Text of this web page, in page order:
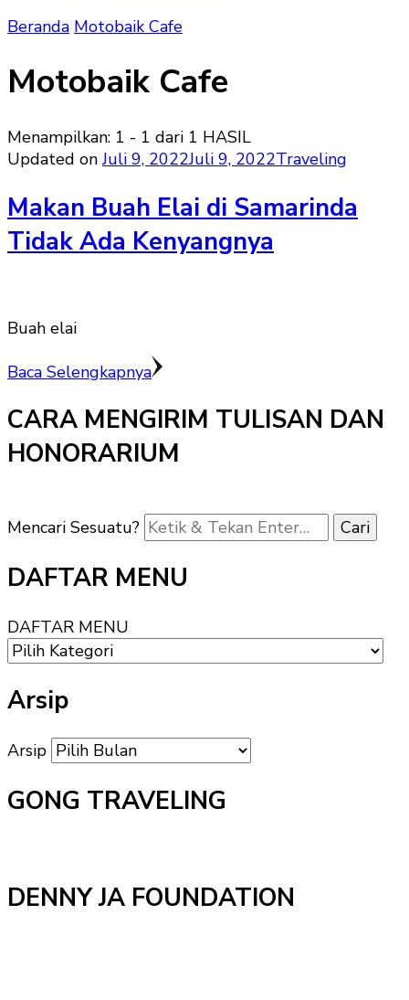
Beranda Motobaik Cafe
Motobaik Cafe
Menampilkan: 1 - 1 dari 1 HASIL
Updated onJuli 9, 2022Juli 9, 2022Traveling
Makan Buah Elai di Samarinda
Tidak Ada Kenyangnya
Buah elai
Baca Selengkapnya
CARA MENGIRIM TULISAN DAN
HONORARIUM
Mencari Sesuatu?
DAFTAR MENU
DAFTAR MENU
Arsip
Arsip
GONG TRAVELING
DENNY JA FOUNDATION